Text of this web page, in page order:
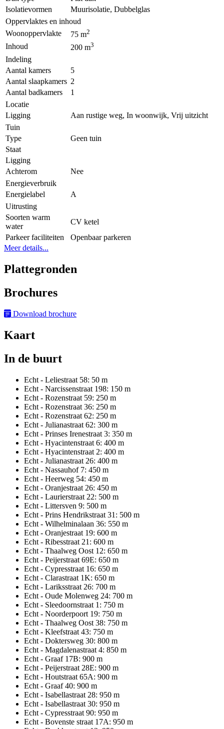
Isolatievormen
Muurisolatie, Dubbelglas
Oppervlaktes en inhoud
Woonoppervlakte
75 m2
Inhoud 200 m3
Indeling
Aantal kamers
5
Aantal slaapkamers 2
Aantal badkamers
1
Locatie
Ligging
Aan rustige weg, In woonwijk, Vrij uitzicht
Tuin
Type
Geen tuin
Staat
Ligging
Achterom
Nee
Energieverbruik
Energielabel
A
Uitrusting
Soorten warm
water
CV ketel
Parkeer faciliteiten
Openbaar parkeren
Meer details...
Plattegronden
Brochures
Download brochure
Kaart
In de buurt
Echt - Leliestraat 58: 50 m
Echt - Narcissenstraat 198: 150 m
Echt - Rozenstraat 59: 250 m
Echt - Rozenstraat 36: 250 m
Echt - Rozenstraat 62: 250 m
Echt - Julianastraat 62: 300 m
Echt - Prinses Irenestraat 3: 350 m
Echt - Hyacintenstraat 6: 400 m
Echt - Hyacintenstraat 2: 400 m
Echt - Julianastraat 26: 400 m
Echt - Nassauhof 7: 450 m
Echt - Heerweg 54: 450 m
Echt - Oranjestraat 26: 450 m
Echt - Laurierstraat 22: 500 m
Echt - Littersven 9: 500 m
Echt - Prins Hendrikstraat 31: 500 m
Echt - Wilhelminalaan 36: 550 m
Echt - Oranjestraat 19: 600 m
Echt - Ribesstraat 21: 600 m
Echt - Thaalweg Oost 12: 650 m
Echt - Peijerstraat 69E: 650 m
Echt - Cypresstraat 16: 650 m
Echt - Clarastraat 1K: 650 m
Echt - Lariksstraat 26: 700 m
Echt - Oude Molenweg 24: 700 m
Echt - Sleedoornstraat 1: 750 m
Echt - Noorderpoort 19: 750 m
Echt - Thaalweg Oost 38: 750 m
Echt - Kleefstraat 43: 750 m
Echt - Doktersweg 30: 800 m
Echt - Magdalenastraat 4: 850 m
Echt - Graaf 17B: 900 m
Echt - Peijerstraat 28E: 900 m
Echt - Houtstraat 65A: 900 m
Echt - Graaf 40: 900 m
Echt - Isabellastraat 28: 950 m
Echt - Isabellastraat 30: 950 m
Echt - Cypresstraat 90: 950 m
Echt - Bovenste straat 17A: 950 m